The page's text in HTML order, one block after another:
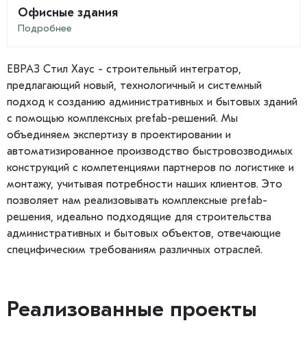
Офисные здания
Подробнее
ЕВРАЗ Стил Хаус - строительный интегратор,
предлагающий новый, технологичный и системный
подход к созданию административных и бытовых зданий
с помощью комплексных prefab-решений. Мы
объединяем экспертизу в проектировании и
автоматизированное производство быстровозводимых
конструкций с компетенциями партнеров по логистике и
монтажу, учитывая потребности наших клиентов. Это
позволяет нам реализовывать комплексные prefab-
решения, идеально подходящие для строительства
административных и бытовых объектов, отвечающие
специфическим требованиям различных отраслей.
Реализованные проекты